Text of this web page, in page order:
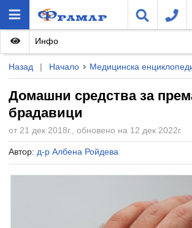
Назад | Начало Медицинска
Домашни средства за
брадавици
от 21 дек 2018г., обновено на 12 дек 2022г.
Автор: д-р Албена Ройдева
Инфо